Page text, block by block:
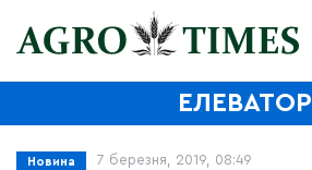
ЕЛЕВАТОР
Новина 7 березня, 2019, 08:49